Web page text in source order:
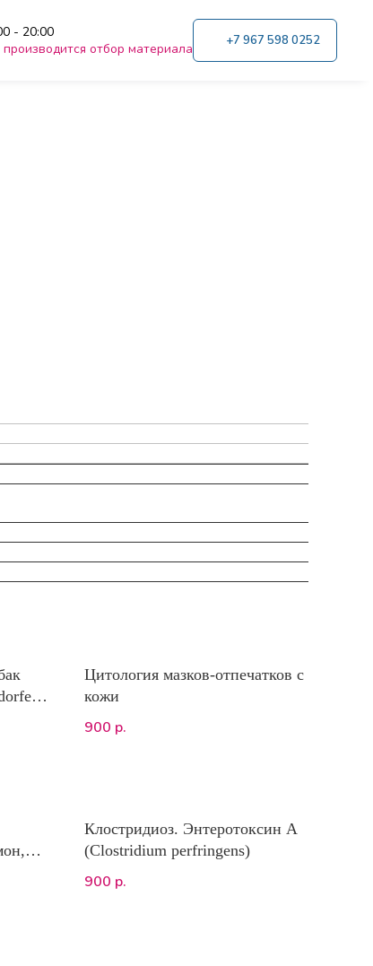
- 20:00
отбор материала
+7 967 598 0252
Цитология мазков-отпечатков с
кожи
900 р.
Клостридиоз. Энтеротоксин А
(Clostridium perfringens)
900 р.